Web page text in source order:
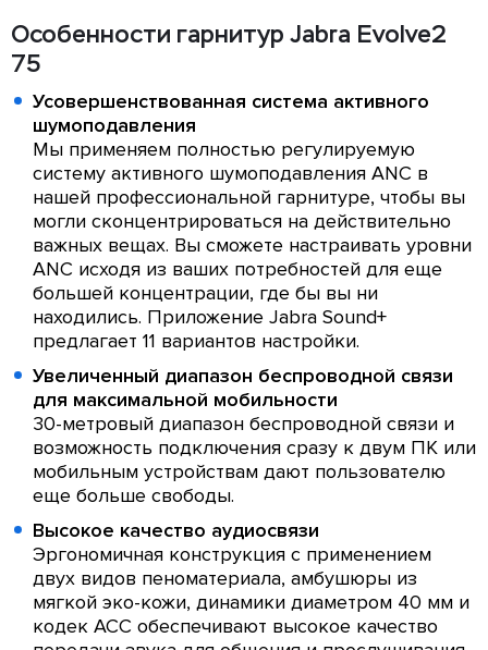
Особенности гарнитур Jabra Evolve2
75
Усовершенствованная система активного
шумоподавления
Мы применяем полностью регулируемую
систему активного шумоподавления ANC в
нашей профессиональной гарнитуре, чтобы вы
могли сконцентрироваться на действительно
важных вещах. Вы сможете настраивать уровни
ANC исходя из ваших потребностей для еще
большей концентрации, где бы вы ни
находились. Приложение Jabra Sound+
предлагает 11 вариантов настройки.
Увеличенный диапазон беспроводной связи
для максимальной мобильности
30-метровый диапазон беспроводной связи и
возможность подключения сразу к двум ПК или
мобильным устройствам дают пользователю
еще больше свободы.
Высокое качество аудиосвязи
Эргономичная конструкция с применением
двух видов пеноматериала, амбушюры из
мягкой эко-кожи, динамики диаметром 40 мм и
кодек ACC обеспечивают высокое качество